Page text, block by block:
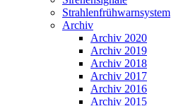
Strahlenfrühwarnsystem
Archiv
Archiv 2020
Archiv 2019
Archiv 2018
Archiv 2017
Archiv 2016
Archiv 2015